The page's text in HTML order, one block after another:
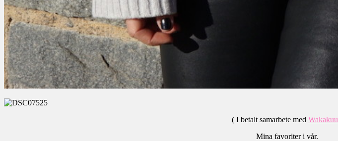
( I betalt samarbete med Wakakuu
Mina favoriter i vår.